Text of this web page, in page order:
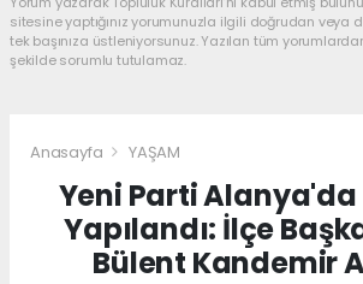
sitesine yaptığınız yorumunuzla ilgili doğrudan veya
tek başınıza üstleniyorsunuz. Yazılan tüm
şekilde sorumlu tutulamaz.
Anasayfa YAŞAM
Yeni Parti Alanya'da
Yapılandı: İlçe
Bülent Kandemir